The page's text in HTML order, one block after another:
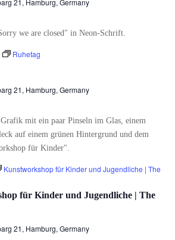
21, Hamburg, Germany
Ruhetag
21, Hamburg, Germany
für Kinder und Jugendliche | The
Kunstworkshop für Kinder und Jugendliche | The
21, Hamburg, Germany